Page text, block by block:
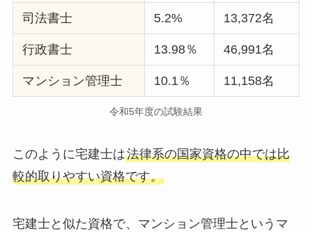
司法書士 5.2% 13,372名
行政書士 13.98％ 46,991名
マンション管理士 10.1％ 11,158名
令和5年度の試験結果
このように宅建士は法律系の国家資格の中では比
較的取りやすい資格です。
宅建士と似た資格で、マンション管理士というマ